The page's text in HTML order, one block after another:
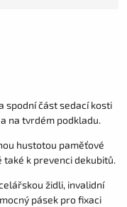
spodní část sedací kosti
na tvrdém podkladu.
hustotou paměťové
k prevenci dekubitů.
židli, invalidní
pásek pro fixaci